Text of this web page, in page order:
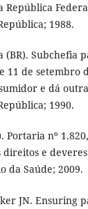
República
1988.
(BR). Subchefia
11 de setembro
e dá
1990.
Portaria nº
direitos e
da Saúde; 2009.
JN. Ensuring